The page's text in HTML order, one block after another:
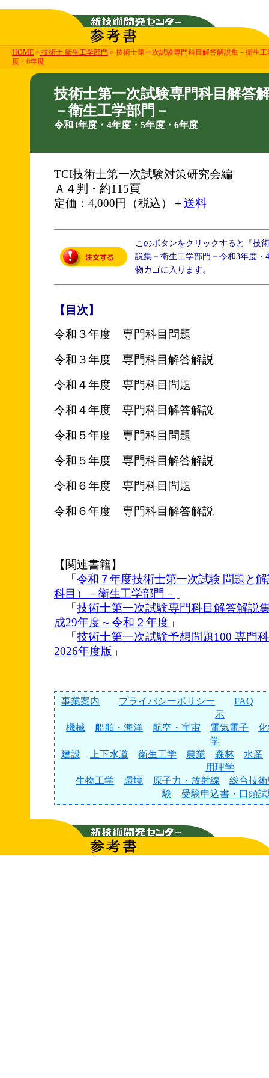
HOME > 技術士 衛生工学部門 > 技術士第一次試験専門科目解答解説集－衛生
度・6年度
技術士第一次試験専門科目解答
－衛生工学部門－
令和3年度・4年度・5年度・6年度
TCI技術士第一次試験対策研究会編
Ａ４判・約115頁
定価：4,000円（税込）＋送料
このボタンをクリックすると『技
説集－衛生工学部門－令和3年度・
物カゴに入ります。
【目次】
令和３年度 専門科目問題
令和３年度 専門科目解答解説
令和４年度 専門科目問題
令和４年度 専門科目解答解説
令和５年度 専門科目問題
令和５年度 専門科目解答解説
令和６年度 専門科目問題
令和６年度 専門科目解答解説
【関連書籍】
「 令和７年度技術士第一次試験 問題と
科目）－衛生工学部門－ 」
「 技術士第一次試験専門科目解答解説
成29年度～令和２年度 」
「 技術士第一次試験予想問題100 専門
2026年度版 」
事業案内 プライバシーポリシー
FAQ
示
機械
船舶・海洋 航空・宇宙 電気電子
学
建設
上下水道 衛生工学 農業 森林
水産
用理学
生物工学
環境 原子力・放射線
総合技
験
受験申込書・口頭